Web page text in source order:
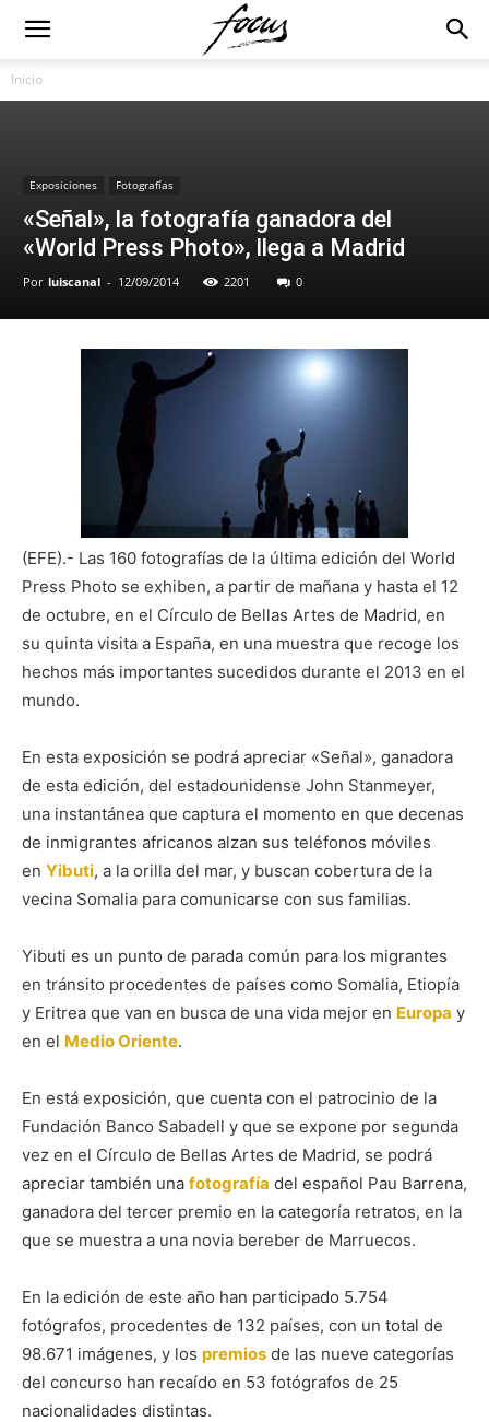
Inicio
Exposiciones Fotografías
«Señal», la fotografía ganadora del
«World Press Photo», llega a Madrid
Por luiscanal - 12/09/2014 2201 0
(EFE).- Las 160 fotografías de la última edición del World
Press Photo se exhiben, a partir de mañana y hasta el 12
de octubre, en el Círculo de Bellas Artes de Madrid, en
su quinta visita a España, en una muestra que recoge los
hechos más importantes sucedidos durante el 2013 en el
mundo.
En esta exposición se podrá apreciar «Señal», ganadora
de esta edición, del estadounidense John Stanmeyer,
una instantánea que captura el momento en que decenas
de inmigrantes africanos alzan sus teléfonos móviles
en Yibuti, a la orilla del mar, y buscan cobertura de la
vecina Somalia para comunicarse con sus familias.
Yibuti es un punto de parada común para los migrantes
en tránsito procedentes de países como Somalia, Etiopía
y Eritrea que van en busca de una vida mejor en Europa y
en el Medio Oriente.
En está exposición, que cuenta con el patrocinio de la
Fundación Banco Sabadell y que se expone por segunda
vez en el Círculo de Bellas Artes de Madrid, se podrá
apreciar también una fotografía del español Pau Barrena,
ganadora del tercer premio en la categoría retratos, en la
que se muestra a una novia bereber de Marruecos.
En la edición de este año han participado 5.754
fotógrafos, procedentes de 132 países, con un total de
98.671 imágenes, y los premios de las nueve categorías
del concurso han recaído en 53 fotógrafos de 25
nacionalidades distintas.